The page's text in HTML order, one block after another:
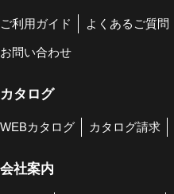
ご利用ガイド よくあるご質問
お問い合わせ
カタログ
WEBカタログ カタログ請求
会社案内